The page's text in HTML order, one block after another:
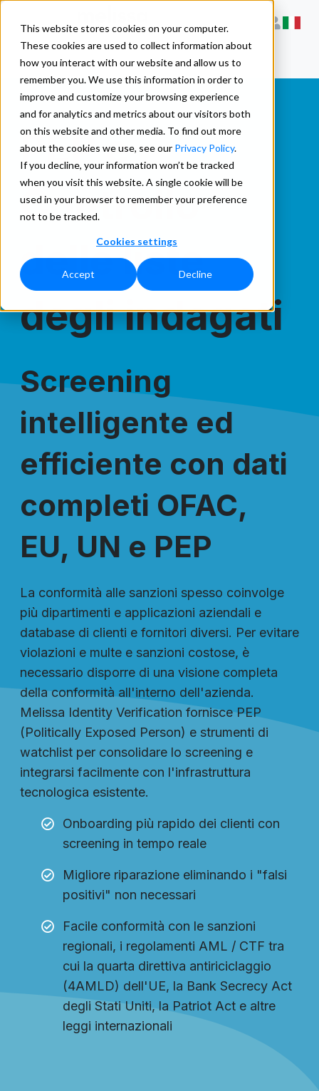
This website stores cookies on your computer.
These cookies are used to collect information about
how you interact with our website and allow us to
remember you. We use this information in order to
improve and customize your browsing experience
and for analytics and metrics about our visitors both
on this website and other media. To find out more
about the cookies we use, see our Privacy Policy.
If you decline, your information won’t be tracked
when you visit this website. A single cookie will be
used in your browser to remember your preference
not to be tracked.
Cookies settings
Accept Decline
PEP e
Controllo
delle liste
degli indagati
Screening
intelligente ed
efficiente con dati
completi OFAC,
EU, UN e PEP
La conformità alle sanzioni spesso coinvolge
più dipartimenti e applicazioni aziendali e
database di clienti e fornitori diversi. Per evitare
violazioni e multe e sanzioni costose, è
necessario disporre di una visione completa
della conformità all'interno dell'azienda.
Melissa Identity Verification fornisce PEP
(Politically Exposed Person) e strumenti di
watchlist per consolidare lo screening e
integrarsi facilmente con l'infrastruttura
tecnologica esistente.
Onboarding più rapido dei clienti con
screening in tempo reale
Migliore riparazione eliminando i "falsi
positivi" non necessari
Facile conformità con le sanzioni
regionali, i regolamenti AML / CTF tra
cui la quarta direttiva antiriciclaggio
(4AMLD) dell'UE, la Bank Secrecy Act
degli Stati Uniti, la Patriot Act e altre
leggi internazionali